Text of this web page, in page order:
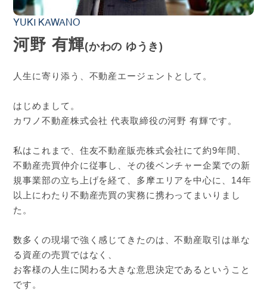
YUKI KAWANO
河野 有輝(かわの ゆうき)
人生に寄り添う、不動産エージェントとして。
はじめまして。
カワノ不動産株式会社 代表取締役の河野 有輝です。
私はこれまで、住友不動産販売株式会社にて約9年間、
不動産売買仲介に従事し、その後ベンチャー企業での新
規事業部の立ち上げを経て、多摩エリアを中心に、14年
以上にわたり不動産売買の実務に携わってまいりまし
た。
数多くの現場で強く感じてきたのは、不動産取引は単な
る資産の売買ではなく、
お客様の人生に関わる大きな意思決定であるということ
です。